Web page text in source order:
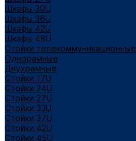
Шкафы 30U
Шкафы 36U
Шкафы 42U
Шкафы 48U
Стойки телекоммуникационные
Однорамные
Двухрамные
Стойки 17U
Стойки 24U
Стойки 27U
Стойки 33U
Стойки 37U
Стойки 42U
Стойки 45U